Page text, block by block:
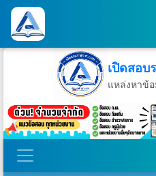
เปิดสอบ
แหล่งหาข้
วันอาทิตย์ที่ 9 เ